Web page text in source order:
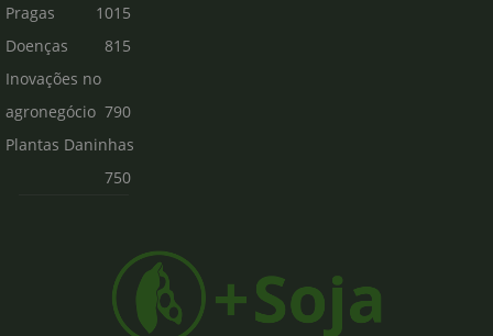
Pragas
1015
Doenças
815
Inovações no
agronegócio 790
Plantas Daninhas
750